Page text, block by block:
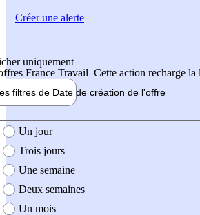
uniquement
France Travail Cette action recharge la
filtres de Date de création de l'offre
création de l'offre
Un jour
Trois jours
Une semaine
Deux semaines
Un mois
Créer une alerte